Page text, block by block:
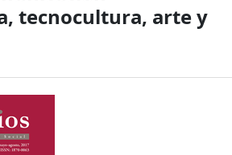
tecnocultura, arte y